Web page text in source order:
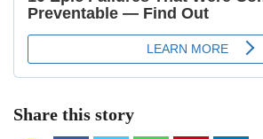
Share this story